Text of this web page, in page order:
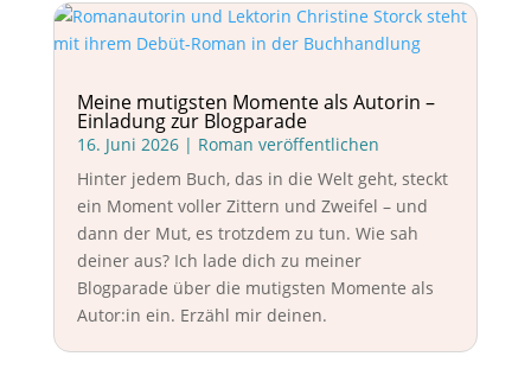
Meine mutigsten Momente als Autorin –
Einladung zur Blogparade
16. Juni 2026| Roman veröffentlichen
Hinter jedem Buch, das in die Welt geht, steckt
ein Moment voller Zittern und Zweifel – und
dann der Mut, es trotzdem zu tun. Wie sah
deiner aus? Ich lade dich zu meiner
Blogparade über die mutigsten Momente als
Autor:in ein. Erzähl mir deinen.